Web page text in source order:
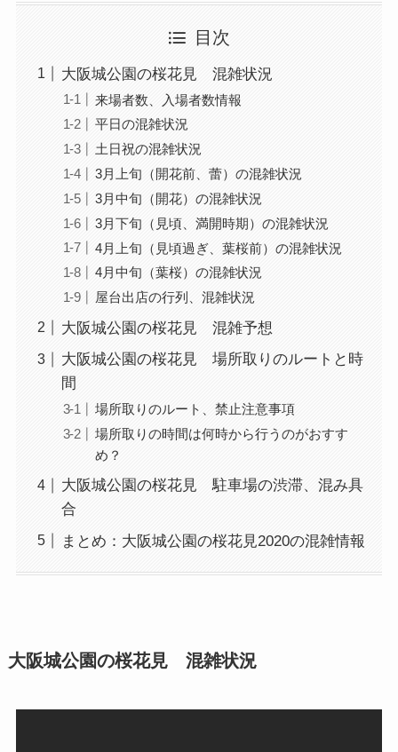
目次
大阪城公園の桜花見 混雑状況
来場者数、入場者数情報
平日の混雑状況
土日祝の混雑状況
3月上旬（開花前、蕾）の混雑状況
3月中旬（開花）の混雑状況
3月下旬（見頃、満開時期）の混雑状況
4月上旬（見頃過ぎ、葉桜前）の混雑状況
4月中旬（葉桜）の混雑状況
屋台出店の行列、混雑状況
大阪城公園の桜花見 混雑予想
大阪城公園の桜花見 場所取りのルートと時
間
場所取りのルート、禁止注意事項
場所取りの時間は何時から行うのがおすす
め？
大阪城公園の桜花見 駐車場の渋滞、混み具
合
まとめ：大阪城公園の桜花見2020の混雑情報
大阪城公園の桜花見 混雑状況